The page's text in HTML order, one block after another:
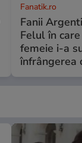
Fanatik.ro
Fanii
Felul în
femeie i-a
înfrângerea